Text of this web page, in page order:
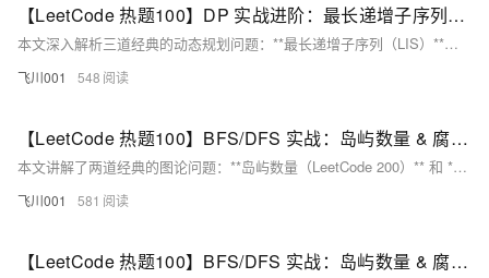
【LeetCode 热题100】DP 实战进阶：最长递增子序列、乘积最大子数组、分割等和子集（力扣300 / 152/ 416 ）（Go语言版）
本文深入解析三道经典的动态规划问题：**最长递增子序列（LIS）**、**乘积最大子数组** 和 **分割等和子集**。 - **300. LIS** 通过 `dp[i]` 表示以第 `i` 个元素结尾的最长递增子序列长度，支持 O(n²) 动态规划与 O(n log n) 的二分优化。 - **152. 乘积最大子数组** 利用正负数特性，同时维护最大值与最小值的状态转移方程。 - **416. 分割等和子集** 转化为 0-1 背包问题，通过布尔型 DP 实现子集和判断。 总结对比了三题的状态定义与解法技巧，并延伸至相关变种问题，助你掌握动态规划的核心思想与灵活应用！
飞川001 548
【LeetCode 热题100】BFS/DFS 实战：岛屿数量 & 腐烂的橘子（力扣200 / 994 ）（Go语言版）
本文讲解了两道经典的图论问题：**岛屿数量（LeetCode 200）** 和 **腐烂的橘子（LeetCode 994）**，分别通过 DFS/BFS 实现。在“岛屿数量”中，利用深度或广度优先搜索遍历二维网格，标记连通陆地并计数；“腐烂的橘子”则采用多源 BFS，模拟腐烂传播过程，计算最短时间。两者均需掌握访问标记技巧，是学习网格搜索算法的绝佳实践。
飞川001 581
【LeetCode 热题100】BFS/DFS 实战：岛屿数量 & 腐烂的橘子（力扣200 / 994 ）（Go语言版）